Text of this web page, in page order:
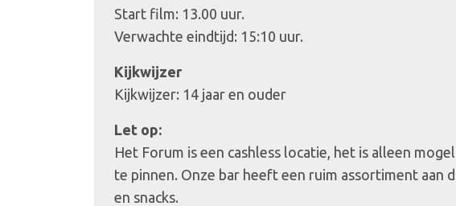
Start film: 13.00 uur.
Verwachte eindtijd: 15:10 uur.
Kijkwijzer
Kijkwijzer: 14 jaar en ouder
Let op:
Het Forum is een cashless locatie, het is alleen
te pinnen. Onze bar heeft een ruim assortiment aan
en snacks.